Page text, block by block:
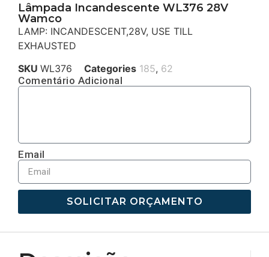
Lâmpada Incandescente WL376 28V
Wamco
LAMP: INCANDESCENT,28V, USE TILL
EXHAUSTED
SKU WL376 Categories 185, 62
Comentário Adicional
Email
SOLICITAR ORÇAMENTO